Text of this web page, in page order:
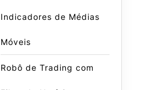
Indicadores de Médias
Móveis
Robô de Trading com